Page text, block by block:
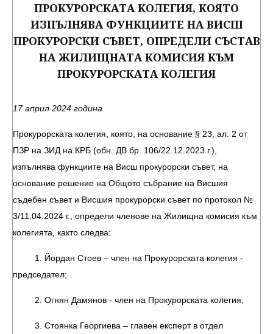
ПРОКУРОРСКАТА КОЛЕГИЯ, КОЯТО
ИЗПЪЛНЯВА ФУНКЦИИТЕ НА ВИСШ
ПРОКУРОРСКИ СЪВЕТ, ОПРЕДЕЛИ СЪСТАВ
НА ЖИЛИЩНАТА КОМИСИЯ КЪМ
ПРОКУРОРСКАТА КОЛЕГИЯ
17 април 2024 година
Прокурорската колегия, която, на основание § 23, ал. 2 от
ПЗР на ЗИД на КРБ (обн. ДВ бр. 106/22.12.2023 г.),
изпълнява функциите на Висш прокурорски съвет, на
основание решение на Общото събрание на Висшия
съдебен съвет и Висшия прокурорски съвет по протокол №
3/11.04.2024 г., определи членове на Жилищна комисия към
колегията, както следва:
1. Йордан Стоев – член на Прокурорската колегия -
председател;
2. Огнян Дамянов - член на Прокурорската колегия;
3. Стоянка Георгиева – главен експерт в отдел